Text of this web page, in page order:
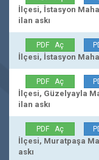
İlçesi, İstasyon
ilan askı
PDF Aç
İlçesi, İstasyon
PDF Aç
İlçesi, Güzelyayla
ilan askı
PDF Aç
İlçesi, Muratpaşa
askı